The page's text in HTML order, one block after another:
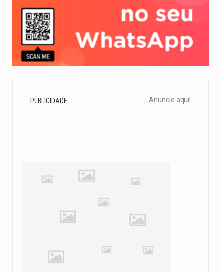
PUBLICIDADE Anuncie aqui!